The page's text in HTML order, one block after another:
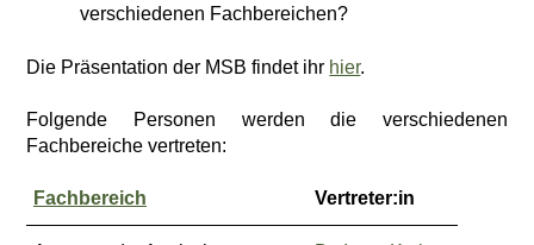
verschiedenen Fachbereichen?
Die Präsentation der MSB findet ihr hier.
Folgende Personen werden die verschiedenen
Fachbereiche vertreten:
Fachbereich Vertreter:in